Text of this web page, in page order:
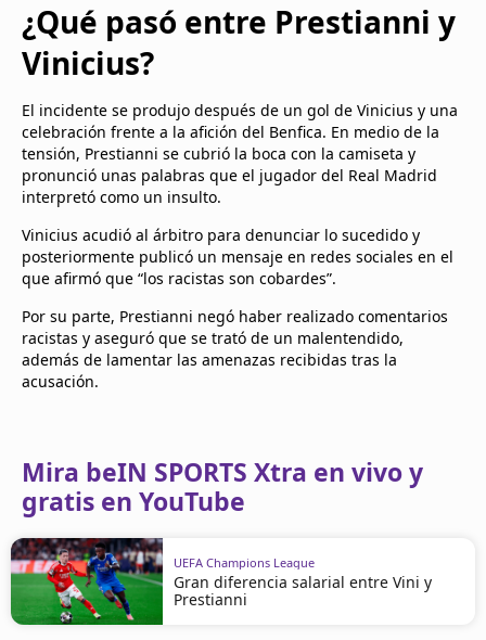
¿Qué pasó entre Prestianni y
Vinicius?
El incidente se produjo después de un gol de Vinicius y una
celebración frente a la afición del Benfica. En medio de la
tensión, Prestianni se cubrió la boca con la camiseta y
pronunció unas palabras que el jugador del Real Madrid
interpretó como un insulto.
Vinicius acudió al árbitro para denunciar lo sucedido y
posteriormente publicó un mensaje en redes sociales en el
que afirmó que “los racistas son cobardes”.
Por su parte, Prestianni negó haber realizado comentarios
racistas y aseguró que se trató de un malentendido,
además de lamentar las amenazas recibidas tras la
acusación.
Mira beIN SPORTS Xtra en vivo y
gratis en YouTube
UEFA Champions League
Gran diferencia salarial entre Vini y
Prestianni